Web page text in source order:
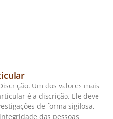
Um dos valores mais
é a discrição. Ele deve
de forma sigilosa,
das pessoas